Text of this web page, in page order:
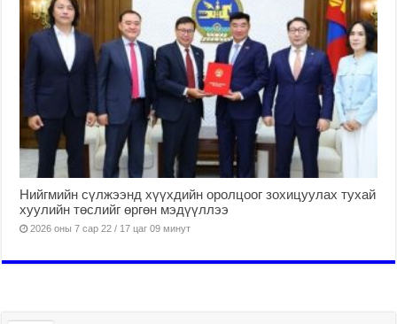
t
o
e
y
h
t
t
е
а
и
в
и
к
о
Нийгмийн сүлжээнд хүүхдийн оролцоог зохицуулах тухай
хуулийн төслийг өргөн мэдүүллээ
2026 оны 7 сар 22 / 17 цаг 09 минут